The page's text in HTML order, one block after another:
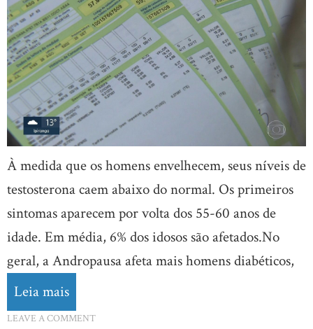
À medida que os homens envelhecem, seus níveis de
testosterona caem abaixo do normal. Os primeiros
sintomas aparecem por volta dos 55-60 anos de
idade. Em média, 6% dos idosos são afetados.No
geral, a Andropausa afeta mais homens diabéticos,
Leia mais
LEAVE A COMMENT